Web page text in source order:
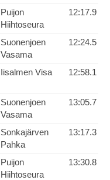
Puijon
Hiihtoseura
12:17.9
Suonenjoen
Vasama
12:24.5
Iisalmen Visa 12:58.1
Suonenjoen
Vasama
13:05.7
Sonkajärven
Pahka
13:17.3
Puijon
Hiihtoseura
13:30.8